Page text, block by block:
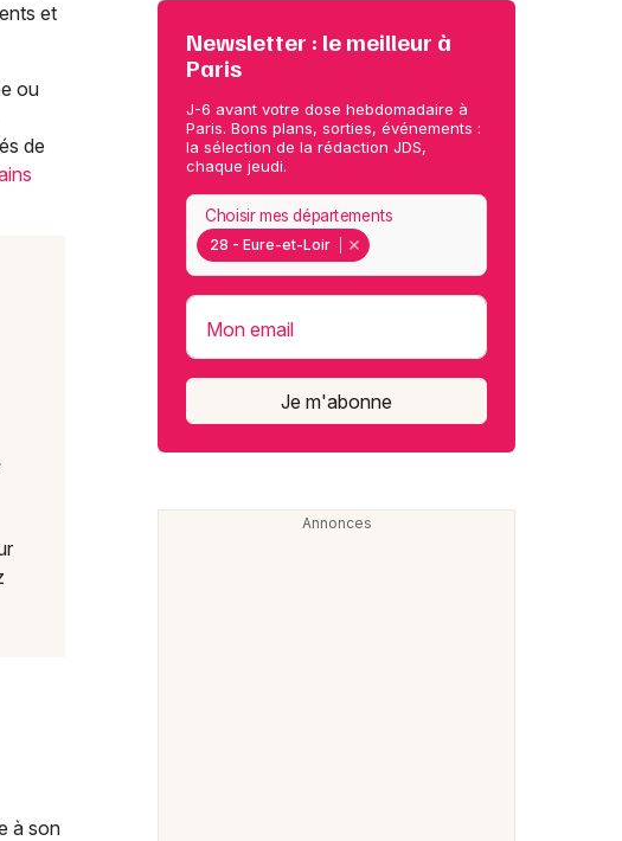
et
ou
de
à son
Newsletter : le meilleur à
Paris
J-6 avant votre dose hebdomadaire à
Paris. Bons plans, sorties, événements :
la sélection de la rédaction JDS,
chaque jeudi.
28 - Eure-et-Loir
Choisir mes départements
Mon email
Je m'abonne